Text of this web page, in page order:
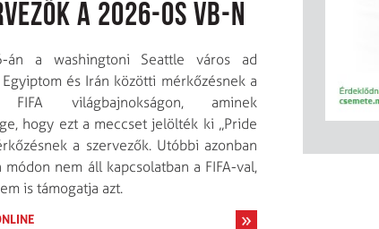
a 2026-os VB-n
án a washingtoni Seattle város ad
és Irán közötti mérkőzésnek a
FIFA világbajnokságon, aminek
hogy ezt a meccset jelölték ki „Pride
a szervezők. Utóbbi azonban
módon nem áll kapcsolatban a FIFA-val,
is támogatja azt.